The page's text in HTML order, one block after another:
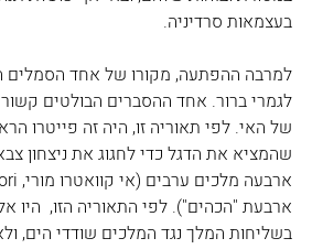
בעצמאות סרדיניה.
למרבה ההפתעה, מקורו של אחד הסמלים
לגמרי ברור. אחד ההסברים הבולטים
של האי. לפי תאוריה זו, היה זה פייטרו
ארבעת "הכהים"). לפי התאוריה הזו,  היו
בשליחות המלך נגד המלכים שודדי הים,